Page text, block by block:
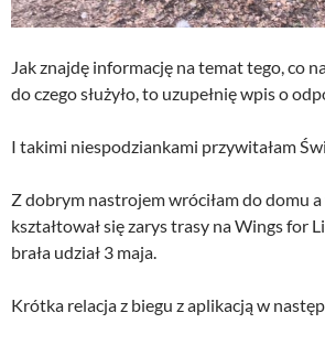
Jak znajdę informację na temat tego, co
do czego służyło, to uzupełnię wpis o
I takimi niespodziankami przywitałam
Z dobrym nastrojem wróciłam do domu
kształtował się zarys trasy na Wings for
brała udział 3 maja.
Krótka relacja z biegu z aplikacją w